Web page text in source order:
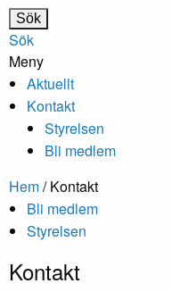
Sök
Meny
Aktuellt
Kontakt
Styrelsen
Bli medlem
Hem/Kontakt
Bli medlem
Styrelsen
Kontakt